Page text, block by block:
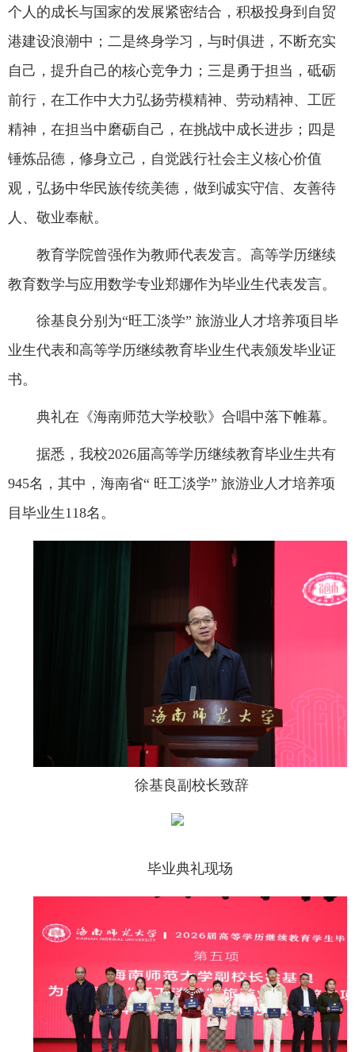
个人的成长与国家的发展紧密结合，积极投身到自贸
港建设浪潮中；二是终身学习，与时俱进，不断充实
自己，提升自己的核心竞争力；三是勇于担当，砥砺
前行，在工作中大力弘扬劳模精神、劳动精神、工匠
精神，在担当中磨砺自己，在挑战中成长进步；四是
锤炼品德，修身立己，自觉践行社会主义核心价值
观，弘扬中华民族传统美德，做到诚实守信、友善待
人、敬业奉献。
教育学院曾强作为教师代表发言。高等学历继续
教育数学与应用数学专业郑娜作为毕业生代表发言。
徐基良分别为“旺工淡学” 旅游业人才培养项目毕
业生代表和高等学历继续教育毕业生代表颁发毕业证
书。
典礼在《海南师范大学校歌》合唱中落下帷幕。
据悉，我校2026届高等学历继续教育毕业生共有
945名，其中，海南省“ 旺工淡学” 旅游业人才培养项
目毕业生118名。
徐基良副校长致辞
毕业典礼现场